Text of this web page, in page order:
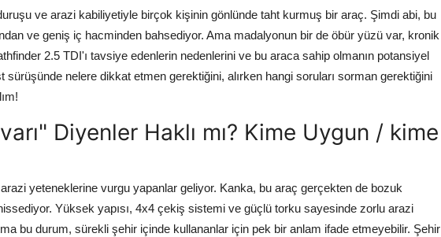
ve arazi kabiliyetiyle birçok kişinin gönlünde taht kurmuş bir araç. Şimdi abi, bu
ve geniş iç hacminden bahsediyor. Ama madalyonun bir de öbür yüzü var, kronik
2.5 TDI'ı tavsiye edenlerin nedenlerini ve bu araca sahip olmanın potansiyel
sürüşünde nelere dikkat etmen gerektiğini, alırken hangi soruları sorman gerektiğini
Diyenler Haklı mı? Kime Uygun / kime
yeteneklerine vurgu yapanlar geliyor. Kanka, bu araç gerçekten de bozuk
Yüksek yapısı, 4x4 çekiş sistemi ve güçlü torku sayesinde zorlu arazi
bu durum, sürekli şehir içinde kullananlar için pek bir anlam ifade etmeyebilir. Şehir